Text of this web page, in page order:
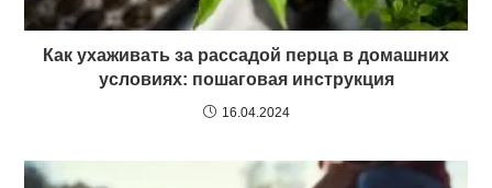
Как ухаживать за рассадой перца в домашних
условиях: пошаговая инструкция
16.04.2024